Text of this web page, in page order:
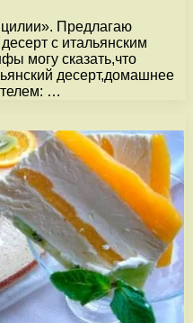
Предлагаю
с итальянским
могу сказать,что
десерт,домашнее
…